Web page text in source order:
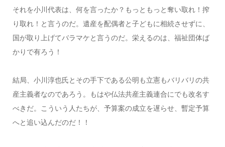
それを小川代表は、何を言ったか？もっともっと奪い取れ！搾
り取れ！と言うのだ。遺産を配偶者と子どもに相続させずに、
国が取り上げてバラマケと言うのだ。栄えるのは、福祉団体ば
かりで有ろう！
結局、小川淳也氏とその手下である公明も立憲もバリバリの共
産主義者なのであろう。もはや仏法共産主義連合にでも改名す
べきだ。こういう人たちが、予算案の成立を遅らせ、暫定予算
へと追い込んだのだ！！